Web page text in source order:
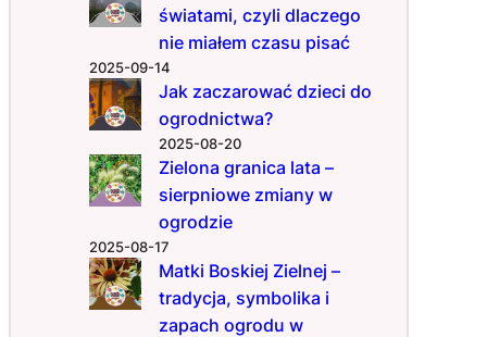
d
b
ą
w
o
s
ę
światami, czyli dlaczego
nie miałem czasu pisać
2025-09-14
Jak zaczarować dzieci do
ogrodnictwa?
2025-08-20
Zielona granica lata –
sierpniowe zmiany w
ogrodzie
2025-08-17
Matki Boskiej Zielnej –
tradycja, symbolika i
zapach ogrodu w